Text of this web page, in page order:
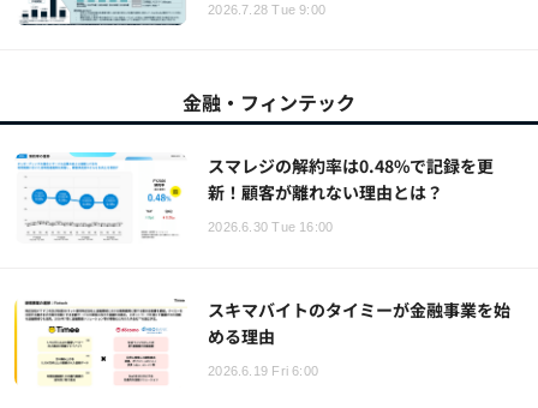
2026.7.28 Tue 9:00
金融・フィンテック
スマレジの解約率は0.48%で記録を更
新！顧客が離れない理由とは？
2026.6.30 Tue 16:00
スキマバイトのタイミーが金融事業を始
める理由
2026.6.19 Fri 6:00